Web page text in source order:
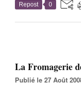
Repost 0
La Fromagerie
Publié le 27 Août